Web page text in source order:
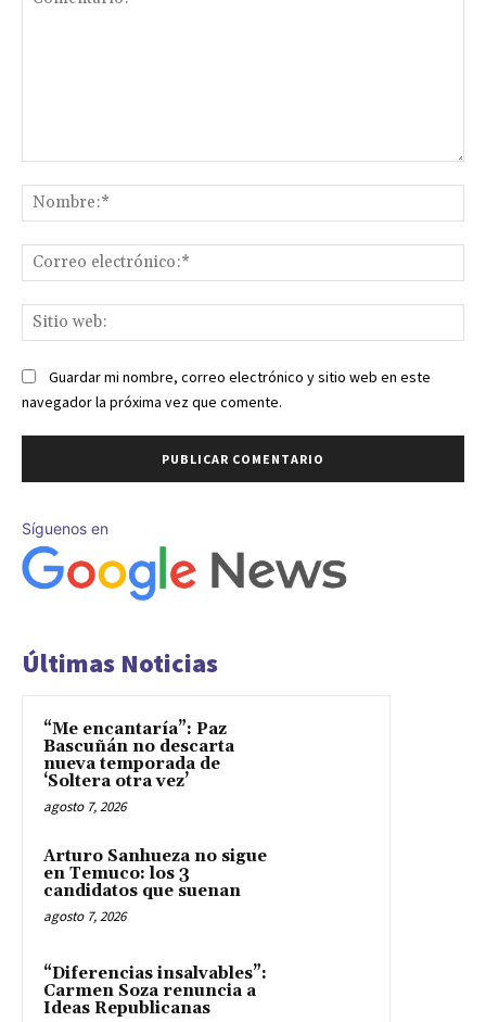
Guardar mi nombre, correo electrónico y sitio web en este
navegador la próxima vez que comente.
Síguenos en
Últimas Noticias
“Me encantaría”: Paz
Bascuñán no descarta
nueva temporada de
‘Soltera otra vez’
agosto 7, 2026
Arturo Sanhueza no sigue
en Temuco: los 3
candidatos que suenan
agosto 7, 2026
“Diferencias insalvables”:
Carmen Soza renuncia a
Ideas Republicanas